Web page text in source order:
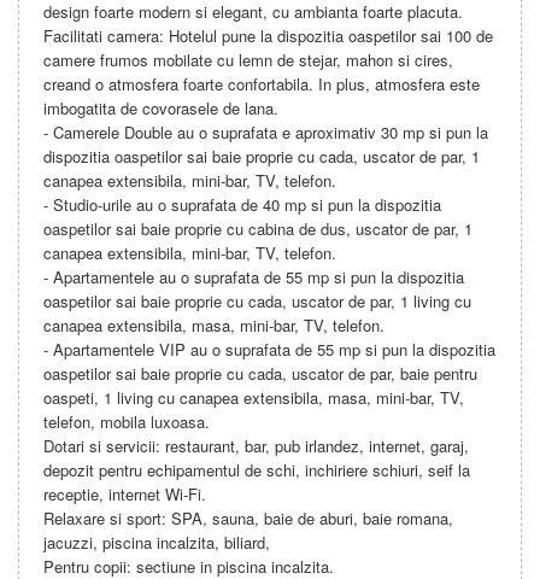
design foarte modern si elegant, cu ambianta foarte placuta.
Facilitati camera: Hotelul pune la dispozitia oaspetilor sai 100 de
camere frumos mobilate cu lemn de stejar, mahon si cires,
creand o atmosfera foarte confortabila. In plus, atmosfera este
imbogatita de covorasele de lana.
- Camerele Double au o suprafata e aproximativ 30 mp si pun la
dispozitia oaspetilor sai baie proprie cu cada, uscator de par, 1
canapea extensibila, mini-bar, TV, telefon.
- Studio-urile au o suprafata de 40 mp si pun la dispozitia
oaspetilor sai baie proprie cu cabina de dus, uscator de par, 1
canapea extensibila, mini-bar, TV, telefon.
- Apartamentele au o suprafata de 55 mp si pun la dispozitia
oaspetilor sai baie proprie cu cada, uscator de par, 1 living cu
canapea extensibila, masa, mini-bar, TV, telefon.
- Apartamentele VIP au o suprafata de 55 mp si pun la dispozitia
oaspetilor sai baie proprie cu cada, uscator de par, baie pentru
oaspeti, 1 living cu canapea extensibila, masa, mini-bar, TV,
telefon, mobila luxoasa.
Dotari si servicii: restaurant, bar, pub irlandez, internet, garaj,
depozit pentru echipamentul de schi, inchiriere schiuri, seif la
receptie, internet Wi-Fi.
Relaxare si sport: SPA, sauna, baie de aburi, baie romana,
jacuzzi, piscina incalzita, biliard,
Pentru copii: sectiune in piscina incalzita.